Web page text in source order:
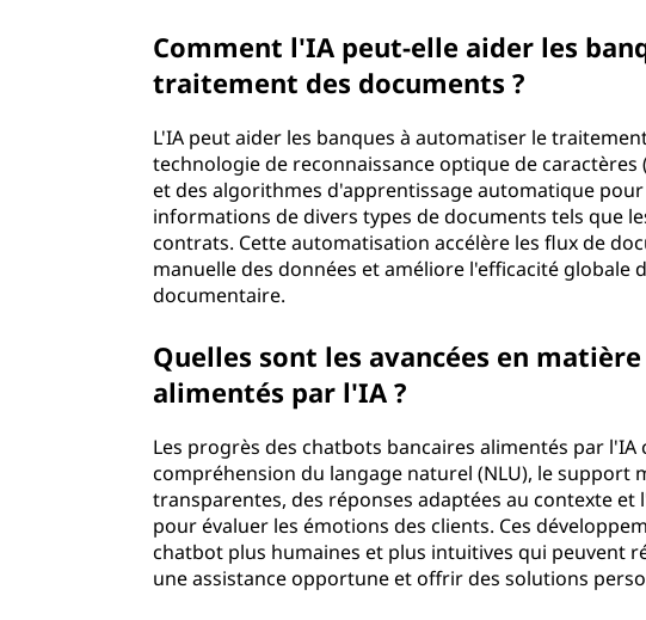
Comment l'IA peut-elle aider les
traitement des documents ?
L'IA peut aider les banques à automatiser le
technologie de reconnaissance optique de
et des algorithmes d'apprentissage automatique
informations de divers types de documents tels que
contrats. Cette automatisation accélère les flux de
manuelle des données et améliore l'efficacité
documentaire.
Quelles sont les avancées en
alimentés par l'IA ?
Les progrès des chatbots bancaires alimentés par
compréhension du langage naturel (NLU), le support
transparentes, des réponses adaptées au contexte
pour évaluer les émotions des clients. Ces
chatbot plus humaines et plus intuitives qui peuvent
une assistance opportune et offrir des solutions